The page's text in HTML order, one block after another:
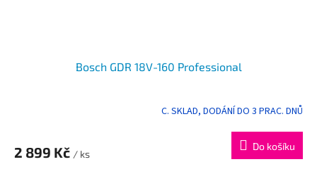
Bosch GDR 18V-160 Professional
C. SKLAD, DODÁNÍ DO 3 PRAC. DNŮ
2 899 Kč / ks
Do košíku